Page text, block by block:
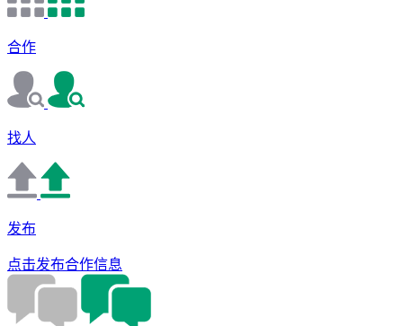
合作
找人
发布
点击发布合作信息